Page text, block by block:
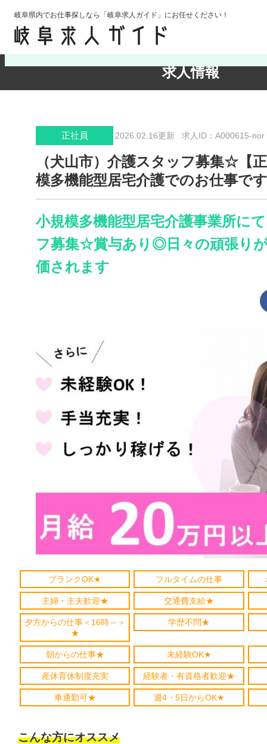
岐阜県内でお仕事探しなら「岐阜求人ガイド」にお任せください！
求人情報
検索条件の確認・変更
正社員 2026.02.16更新 求人ID：A000615-nor
（犬山市）介護スタッフ募集☆【
模多機能型居宅介護でのお仕事で
小規模多機能型居宅介護事業所に
フ募集☆賞与あり◎日々の頑張り
価されます
ブランクOK★ フルタイムの仕事
主婦・主夫歓迎★ 交通費支給★
夕方からの仕事＜16時～＞
★
学歴不問★
朝からの仕事★ 未経験OK★
産休育休制度充実 経験者・有資格者歓迎★
車通勤可★ 週4・5日からOK★
こんな方にオススメ